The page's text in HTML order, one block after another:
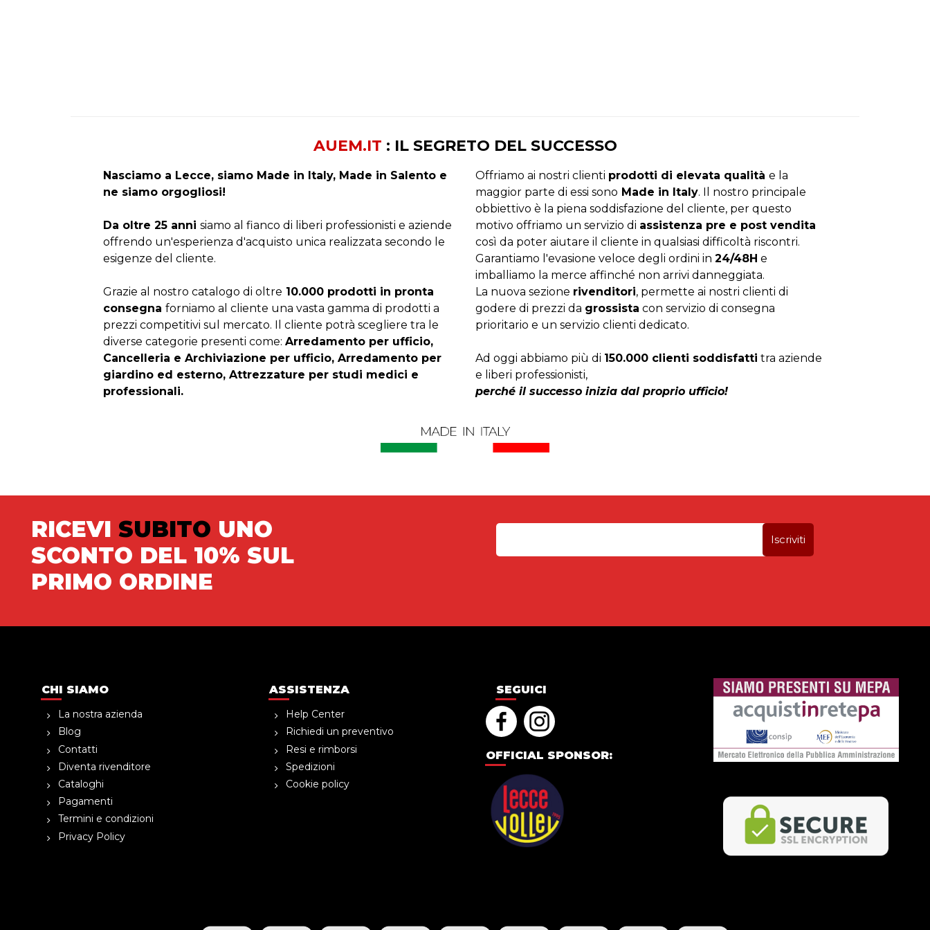
AUEM.IT : IL SEGRETO DEL SUCCESSO
Nasciamo a Lecce, siamo Made in Italy, Made in Salento e
ne siamo orgogliosi!
Da oltre 25 annisiamo al fianco di liberi professionisti e aziende
offrendo un'esperienza d'acquisto unica realizzata secondo le
esigenze del cliente.
Grazie al nostro catalogo di oltre 10.000 prodotti in pronta
consegnaforniamo al cliente una vasta gamma di prodotti a
prezzi competitivi sul mercato. Il cliente potrà scegliere tra le
diverse categorie presenti come:Arredamento per ufficio,
Cancelleria e Archiviazione per ufficio, Arredamento per
giardino ed esterno, Attrezzature per studi medici e
professionali.
Offriamo ai nostri clienti prodotti di elevata qualità e la
maggior parte di essi sono Made in Italy. Il nostro principale
obbiettivo è la piena soddisfazione del cliente, per questo
motivo offriamo un servizio di assistenza pre e post vendita
così da poter aiutare il cliente in qualsiasi difficoltà riscontri.
Garantiamo l'evasione veloce degli ordini in 24/48H e
imballiamo la merce affinché non arrivi danneggiata.
La nuova sezione rivenditori, permette ai nostri clienti di
godere di prezzi da grossista con servizio di consegna
prioritario e un servizio clienti dedicato.
Ad oggi abbiamo più di 150.000 clienti soddisfatti tra aziende
e liberi professionisti,
perché il successo inizia dal proprio ufficio!
RICEVI SUBITO UNO
SCONTO DEL 10% SUL
PRIMO ORDINE
CHI SIAMO
La nostra azienda
Blog
Contatti
Diventa rivenditore
Cataloghi
Pagamenti
Termini e condizioni
Privacy Policy
ASSISTENZA
Help Center
Richiedi un preventivo
Resi e rimborsi
Spedizioni
Cookie policy
SEGUICI
OFFICIAL SPONSOR: